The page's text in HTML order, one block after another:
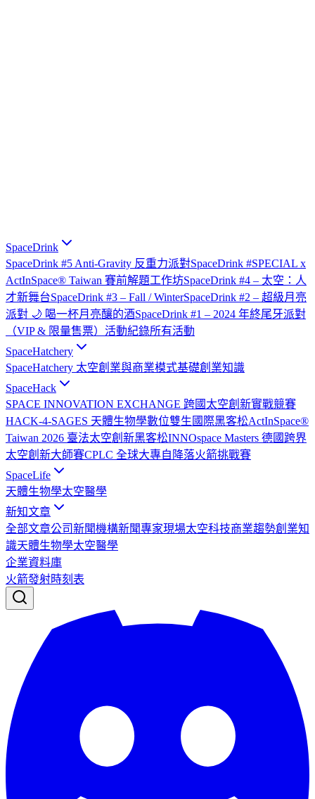
SpaceDrink
SpaceDrink #5 Anti-Gravity 反重力派對SpaceDrink #SPECIAL x
ActInSpace® Taiwan 賽前解題工作坊SpaceDrink #4 – 太空：人
才新舞台SpaceDrink #3 – Fall / WinterSpaceDrink #2 – 超級月亮
派對 🌙 喝一杯月亮釀的酒SpaceDrink #1 – 2024 年終尾牙派對
（VIP & 限量售票） 活動紀錄所有活動
SpaceHatchery
SpaceHatchery 太空創業與商業模式基礎創業知識
SpaceHack
SPACE INNOVATION EXCHANGE 跨國太空創新實戰競賽
HACK-4-SAGES 天體生物學數位雙生國際黑客松ActInSpace®
Taiwan 2026 臺法太空創新黑客松INNOspace Masters 德國跨界
太空創新大師賽CPLC 全球大專自降落火箭挑戰賽
SpaceLife
天體生物學太空醫學
新知文章
全部文章公司新聞機構新聞專家現場太空科技商業趨勢創業知
識天體生物學太空醫學
企業資料庫
火箭發射時刻表